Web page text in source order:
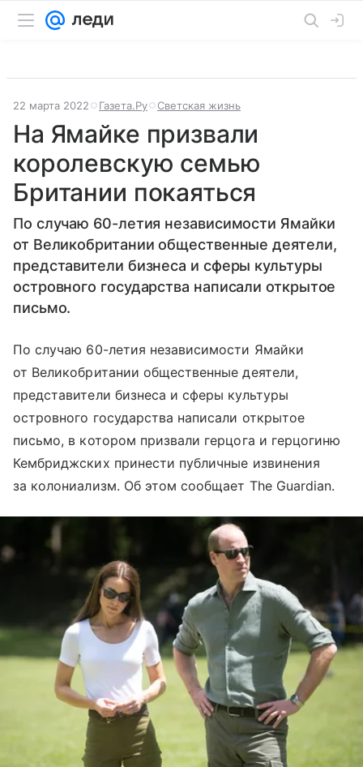
22 марта 2022 Газета.Ру Светская жизнь
На Ямайке призвали
королевскую семью
Британии покаяться
По случаю 60-летия независимости Ямайки
от Великобритании общественные деятели,
представители бизнеса и сферы культуры
островного государства написали открытое
письмо.
По случаю 60-летия независимости Ямайки
от Великобритании общественные деятели,
представители бизнеса и сферы культуры
островного государства написали открытое
письмо, в котором призвали герцога и герцогиню
Кембриджских принести публичные извинения
за колониализм. Об этом сообщает The Guardian.